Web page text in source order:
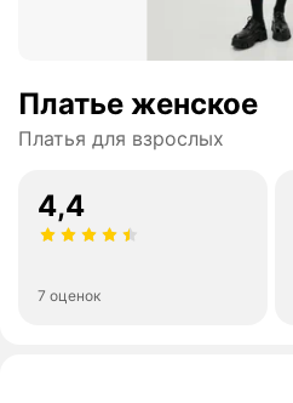
Платье женское
Платья для взрослых
4,4
7 оценок